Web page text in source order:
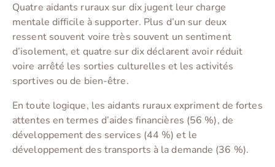
Quatre aidants ruraux sur dix jugent leur charge
mentale difficile à supporter. Plus d’un sur deux
ressent souvent voire très souvent un sentiment
d’isolement, et quatre sur dix déclarent avoir réduit
voire arrêté les sorties culturelles et les activités
sportives ou de bien-être.
En toute logique, les aidants ruraux expriment de fortes
attentes en termes d’aides financières (56 %), de
développement des services (44 %) et le
développement des transports à la demande (36 %).